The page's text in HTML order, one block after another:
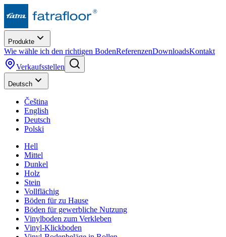
Produkte
Wie wähle ich den richtigen BodenReferenzenDownloadsKontakt
Verkaufsstellen
Deutsch
Čeština
English
Deutsch
Polski
Hell
Mittel
Dunkel
Holz
Stein
Vollflächig
Böden für zu Hause
Böden für gewerbliche Nutzung
Vinylboden zum Verkleben
Vinyl-Klickboden